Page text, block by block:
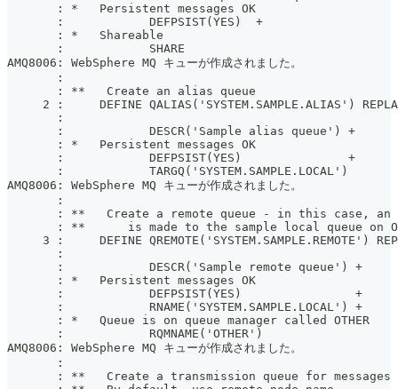
       : *   Persistent messages OK
       :            DEFPSIST(YES)  +
       : *   Shareable
       :            SHARE
AMQ8006: WebSphere MQ キューが作成されました。
       :
       : **   Create an alias queue
2 :     DEFINE QALIAS('SYSTEM.SAMPLE.ALIAS')
       :
       :            DESCR('Sample alias queue') +
       : *   Persistent messages OK
       :            DEFPSIST(YES)               +
       :            TARGQ('SYSTEM.SAMPLE.LOCAL')
AMQ8006: WebSphere MQ キューが作成されました。
       :
: **   Create a remote queue - in this case, an
: **      is made to the sample local queue on
3 :     DEFINE QREMOTE('SYSTEM.SAMPLE.REMOTE')
       :
       :            DESCR('Sample remote queue') +
       : *   Persistent messages OK
       :            DEFPSIST(YES)                +
       :            RNAME('SYSTEM.SAMPLE.LOCAL') +
       : *   Queue is on queue manager called OTHER
       :            RQMNAME('OTHER')
AMQ8006: WebSphere MQ キューが作成されました。
       :
: **   Create a transmission queue for messages